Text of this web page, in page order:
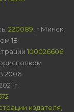
220089 , г.Минск,
18
100026606
г.
издателя,